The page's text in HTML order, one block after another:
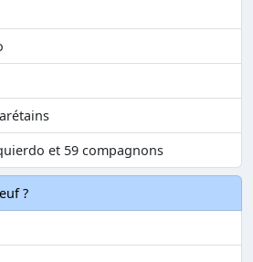
et 59 compagnons
?